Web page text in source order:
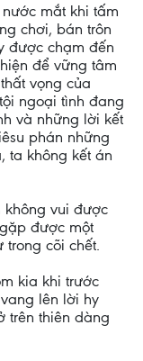
mắt khi tấm
chơi, bán trôn
được chạm đến
để vững tâm
vọng của
ngoại tình đang
và những lời kết
phán những
ta không kết án
vui được
được một
trong cõi chết.
kia khi trước
lên lời hy
trên thiên dàng